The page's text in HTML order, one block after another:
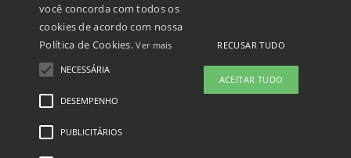
Menções Legais-Política de Privacidade
você concorda com todos os
cookies de acordo com nossa
Política de Cookies.Ver mais
NECESSÁRIA
DESEMPENHO
PUBLICITÁRIOS
RECUSAR TUDO
ACEITAR TUDO